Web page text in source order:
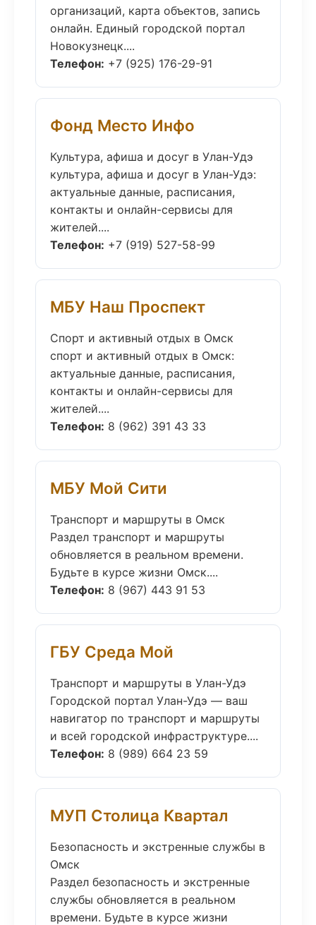
организаций, карта объектов, запись
онлайн. Единый городской портал
Новокузнецк....
Телефон: +7 (925) 176-29-91
Фонд Место Инфо
Культура, афиша и досуг в Улан-Удэ
культура, афиша и досуг в Улан-Удэ:
актуальные данные, расписания,
контакты и онлайн-сервисы для
жителей....
Телефон: +7 (919) 527-58-99
МБУ Наш Проспект
Спорт и активный отдых в Омск
спорт и активный отдых в Омск:
актуальные данные, расписания,
контакты и онлайн-сервисы для
жителей....
Телефон: 8 (962) 391 43 33
МБУ Мой Сити
Транспорт и маршруты в Омск
Раздел транспорт и маршруты
обновляется в реальном времени.
Будьте в курсе жизни Омск....
Телефон: 8 (967) 443 91 53
ГБУ Среда Мой
Транспорт и маршруты в Улан-Удэ
Городской портал Улан-Удэ — ваш
навигатор по транспорт и маршруты
и всей городской инфраструктуре....
Телефон: 8 (989) 664 23 59
МУП Столица Квартал
Безопасность и экстренные службы в
Омск
Раздел безопасность и экстренные
службы обновляется в реальном
времени. Будьте в курсе жизни